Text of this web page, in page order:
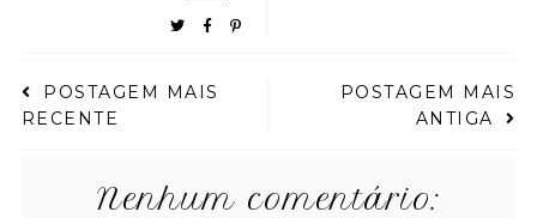
POSTAGEM MAIS
RECENTE
POSTAGEM MAIS
ANTIGA
Nenhum comentário: